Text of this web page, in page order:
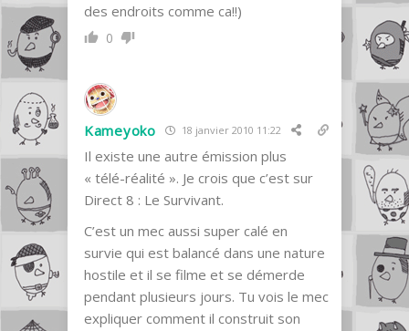
des endroits comme ca!!)
0
Kameyoko 18 janvier 2010 11:22
Il existe une autre émission plus
« télé-réalité ». Je crois que c’est sur
Direct 8 : Le Survivant.
C’est un mec aussi super calé en
survie qui est balancé dans une nature
hostile et il se filme et se démerde
pendant plusieurs jours. Tu vois le mec
expliquer comment il construit son